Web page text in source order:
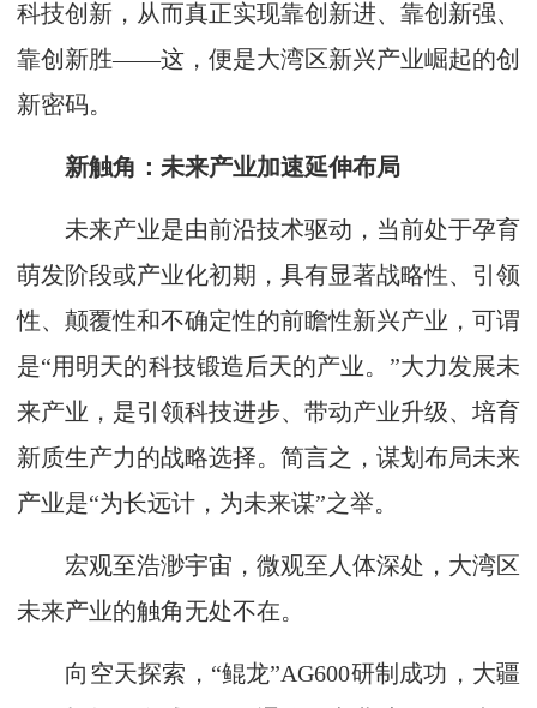
科技创新，从而真正实现靠创新进、靠创新强、
靠创新胜——这，便是大湾区新兴产业崛起的创
新密码。
新触角：未来产业加速延伸布局
未来产业是由前沿技术驱动，当前处于孕育
萌发阶段或产业化初期，具有显著战略性、引领
性、颠覆性和不确定性的前瞻性新兴产业，可谓
是“用明天的科技锻造后天的产业。”大力发展未
来产业，是引领科技进步、带动产业升级、培育
新质生产力的战略选择。简言之，谋划布局未来
产业是“为长远计，为未来谋”之举。
宏观至浩渺宇宙，微观至人体深处，大湾区
未来产业的触角无处不在。
向空天探索，“鲲龙”AG600研制成功，大疆